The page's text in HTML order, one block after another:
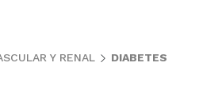
Y RENAL DIABETES